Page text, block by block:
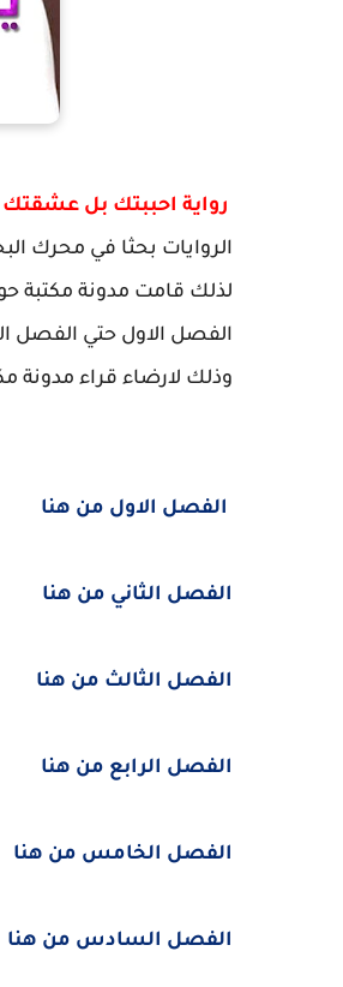
رواية احببتك بل عشقتك
الروايات بحثا في محرك
لذلك قامت مدونة مكتبة
الفصل الاول حتي الفصل
وذلك لارضاء قراء مدونة
الفصل الاول من هنا
الفصل الثاني من هنا
الفصل الثالث من هنا
الفصل الرابع من هنا
الفصل الخامس من هنا
الفصل السادس من هنا